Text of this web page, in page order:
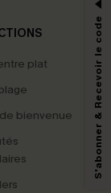
plat
bienvenue
et
que des
de
des
à notre
Politique deS'abonner & Recevoir le code